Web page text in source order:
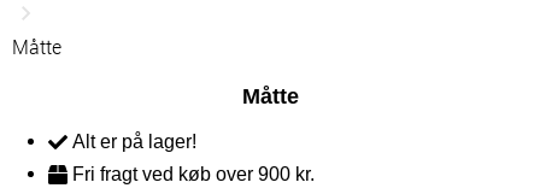
Måtte
Måtte
Alt er på lager!
Fri fragt ved køb over 900 kr.